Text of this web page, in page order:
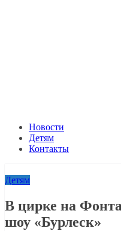
Новости
Детям
Контакты
Детям
В цирке на
шоу «Бурлеск»